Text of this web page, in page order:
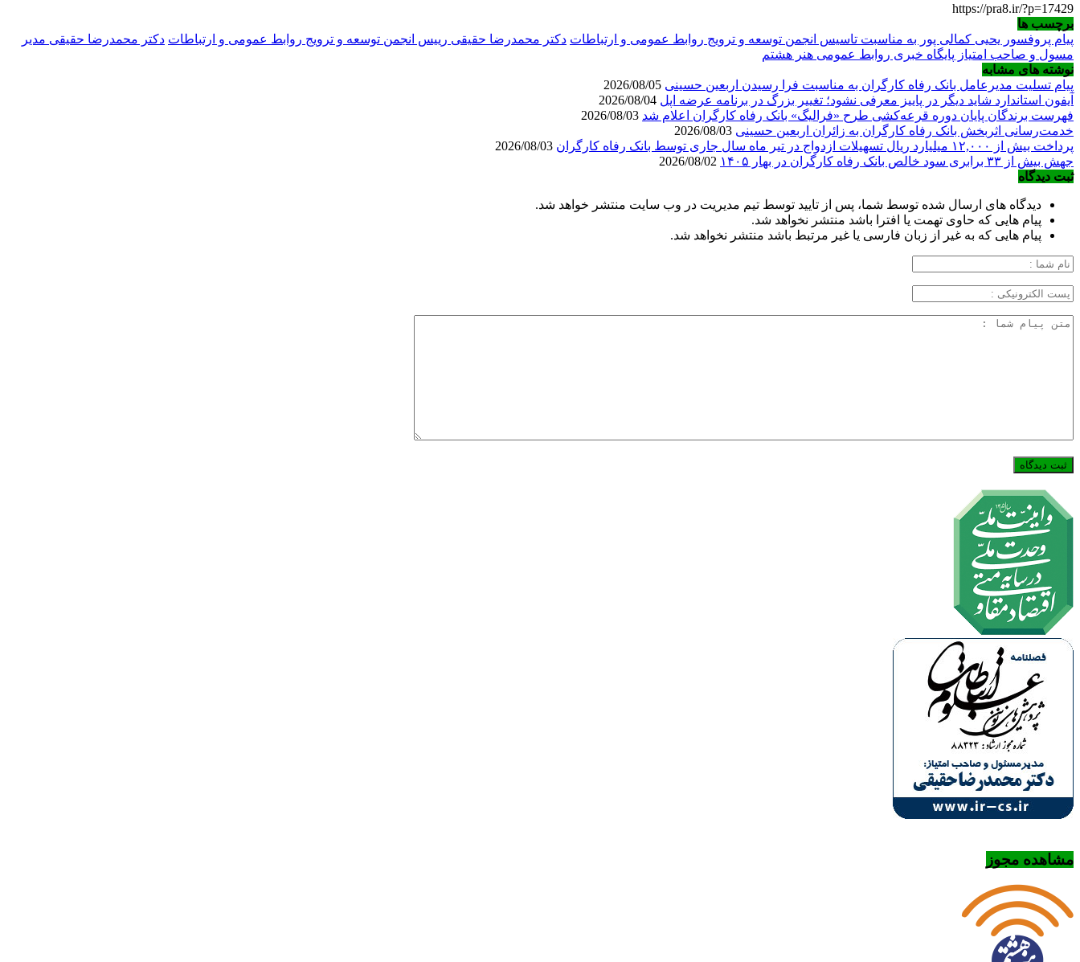
https://pra8.ir/?p=17429
برچسب ها
پیام پروفسور یحیی کمالی پور به مناسبت تاسیس انجمن توسعه و ترویج روابط عمومی و ارتباطات دکتر محمدرضا حقیقی رییس انجمن توسعه و ترویج روابط عمومی و ارتباطات دکتر محمدرضا حقیقی مدیر
مسول و صاحب امتیاز پایگاه خبری روابط عمومی هنر هشتم
نوشته های مشابه
پیام تسلیت مدیرعامل بانک رفاه کارگران به مناسبت فرا رسیدن اربعین حسینی
آیفون استاندارد شاید دیگر در پاییز معرفی نشود؛ تغییر بزرگ در برنامه عرضه اپل
فهرست برندگان پایان دوره قرعه‌کشی طرح «فرالیگ» بانک رفاه کارگران اعلام شد
خدمت‌رسانی اثربخش بانک رفاه کارگران به زائران اربعین حسینی
پرداخت بیش از ۱۲,۰۰۰ میلیارد ریال تسهیلات ازدواج در تیر ماه سال جاری توسط بانک رفاه کارگران
جهش بیش از ۳۳ برابری سود خالص بانک رفاه کارگران در بهار ۱۴۰۵
ثبت دیدگاه
دیدگاه های ارسال شده توسط شما، پس از تایید توسط تیم مدیریت در وب سایت منتشر خواهد شد.
پیام هایی که حاوی تهمت یا افترا باشد منتشر نخواهد شد.
پیام هایی که به غیر از زبان فارسی یا غیر مرتبط باشد منتشر نخواهد شد.
مشاهده مجوز